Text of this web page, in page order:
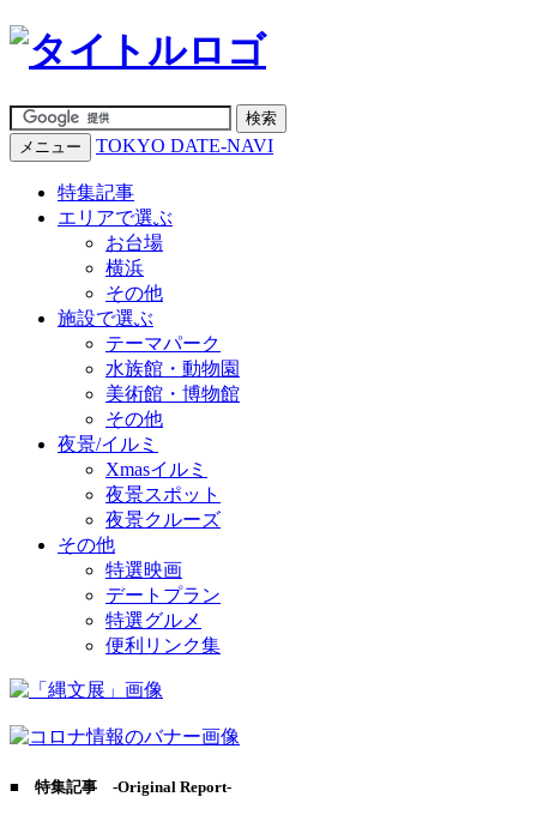
メニュー TOKYO DATE-NAVI
特集記事
エリアで選ぶ
お台場
横浜
その他
施設で選ぶ
テーマパーク
水族館・動物園
美術館・博物館
その他
夜景/イルミ
Xmasイルミ
夜景スポット
夜景クルーズ
その他
特選映画
デートプラン
特選グルメ
便利リンク集
■ 特集記事 -Original Report-